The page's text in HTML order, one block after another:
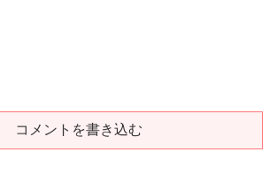
コメントを書き込む